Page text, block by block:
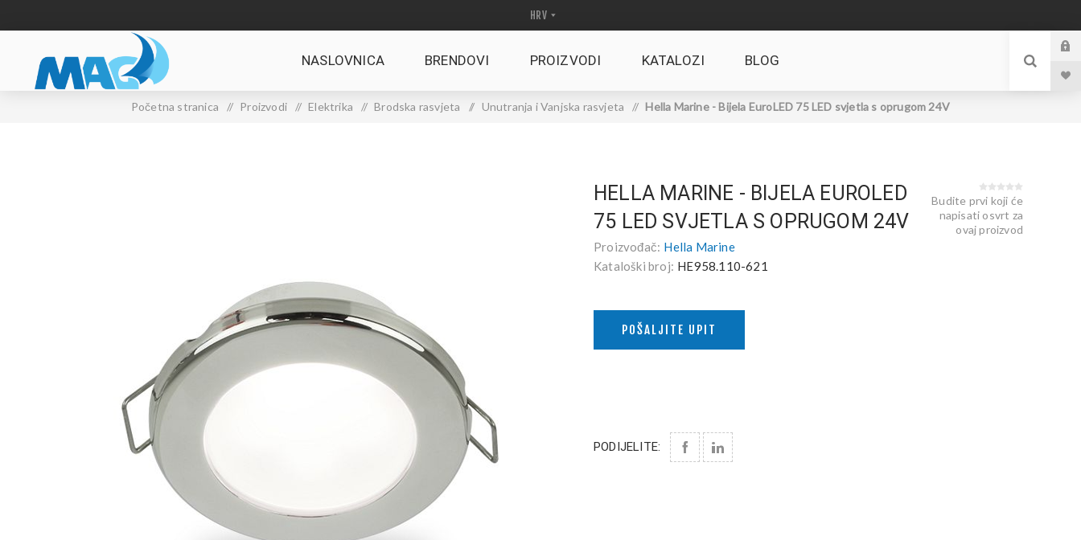
NASLOVNICA BRENDOVI PROIZVODI KATALOZI BLOG
Početna stranica / Proizvodi / Elektrika / Brodska rasvjeta / Unutranja i Vanjska rasvjeta / Hella Marine - Bijela EuroLED 75 LED svjetla s oprugom 24V
HELLA MARINE - BIJELA EUROLED
75 LED SVJETLA S OPRUGOM 24V
Proizvođač: Hella Marine
Kataloški broj: HE958.110-621
Budite prvi koji će
napisati osvrt za
ovaj proizvod
POŠALJITE UPIT
PODIJELITE: